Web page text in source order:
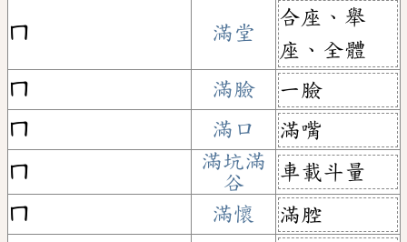
ㄇ 滿堂
合座、舉
座、全體
ㄇ
滿臉
一臉
ㄇ
滿口
滿嘴
ㄇ
滿坑滿
谷
車載斗量
ㄇ
滿懷
滿腔